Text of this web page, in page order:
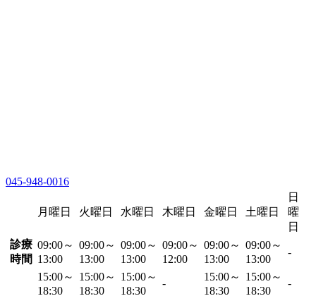
045-948-0016
月曜日 火曜日 水曜日 木曜日 金曜日 土曜日
日
曜
日
診療
時間
09:00～
13:00
09:00～
13:00
09:00～
13:00
09:00～
12:00
09:00～
13:00
09:00～
13:00
-
15:00～
18:30
15:00～
18:30
15:00～
18:30
-
15:00～
18:30
15:00～
18:30
-